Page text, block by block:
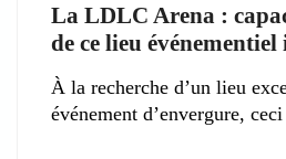
La LDLC Arena :
de ce lieu
À la recherche d’un lieu
événement d’envergure,